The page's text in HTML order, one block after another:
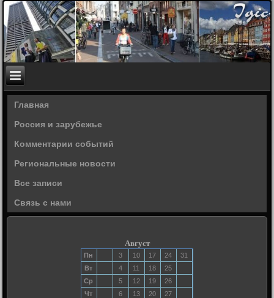
Главная
Россия и зарубежье
Комментарии событий
Региональные новости
Все записи
Связь с нами
Август
Пн 3 10 17 24
31
Вт
4 11 18
25
Ср
5 12 19
26
Чт
6 13 20
27